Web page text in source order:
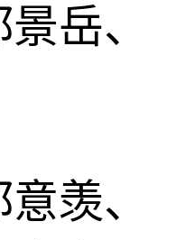
岳、
羡、